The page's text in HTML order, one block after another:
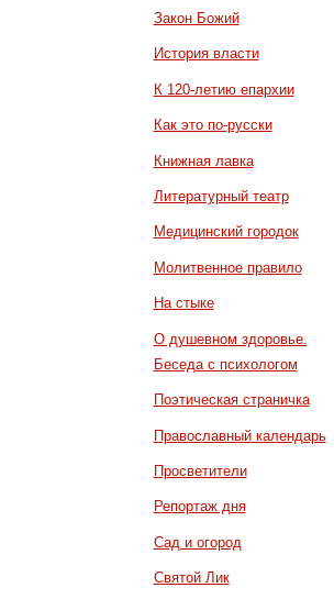
Закон Божий
История власти
К 120-летию епархии
Как это по-русски
Книжная лавка
Литературный театр
Медицинский городок
Молитвенное правило
На стыке
О душевном здоровье.
Беседа с психологом
Поэтическая страничка
Православный календарь
Просветители
Репортаж дня
Сад и огород
Святой Лик